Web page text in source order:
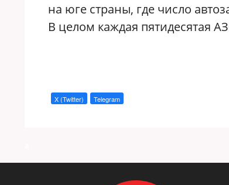
на юге страны, где число
В целом каждая пятидесятая
X (Twitter) Telegram